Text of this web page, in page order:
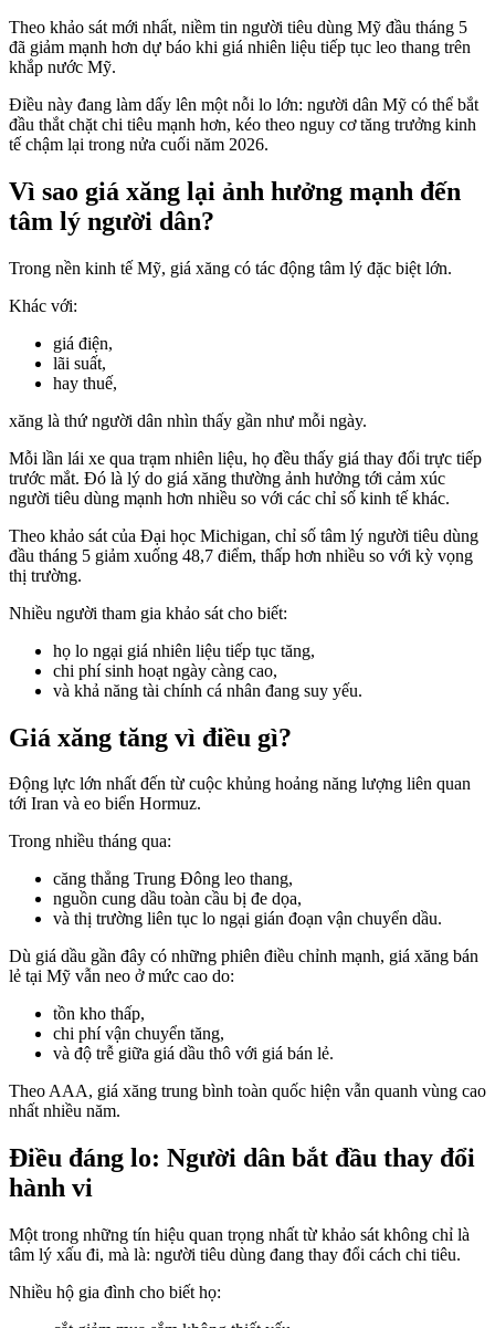
Theo khảo sát mới nhất, niềm tin người tiêu dùng Mỹ đầu tháng 5
đã giảm mạnh hơn dự báo khi giá nhiên liệu tiếp tục leo thang trên
khắp nước Mỹ.
Điều này đang làm dấy lên một nỗi lo lớn: người dân Mỹ có thể bắt
đầu thắt chặt chi tiêu mạnh hơn, kéo theo nguy cơ tăng trưởng kinh
tế chậm lại trong nửa cuối năm 2026.
Vì sao giá xăng lại ảnh hưởng mạnh đến
tâm lý người dân?
Trong nền kinh tế Mỹ, giá xăng có tác động tâm lý đặc biệt lớn.
Khác với:
giá điện,
lãi suất,
hay thuế,
xăng là thứ người dân nhìn thấy gần như mỗi ngày.
Mỗi lần lái xe qua trạm nhiên liệu, họ đều thấy giá thay đổi trực tiếp
trước mắt. Đó là lý do giá xăng thường ảnh hưởng tới cảm xúc
người tiêu dùng mạnh hơn nhiều so với các chỉ số kinh tế khác.
Theo khảo sát của Đại học Michigan, chỉ số tâm lý người tiêu dùng
đầu tháng 5 giảm xuống 48,7 điểm, thấp hơn nhiều so với kỳ vọng
thị trường.
Nhiều người tham gia khảo sát cho biết:
họ lo ngại giá nhiên liệu tiếp tục tăng,
chi phí sinh hoạt ngày càng cao,
và khả năng tài chính cá nhân đang suy yếu.
Giá xăng tăng vì điều gì?
Động lực lớn nhất đến từ cuộc khủng hoảng năng lượng liên quan
tới Iran và eo biển Hormuz.
Trong nhiều tháng qua:
căng thẳng Trung Đông leo thang,
nguồn cung dầu toàn cầu bị đe dọa,
và thị trường liên tục lo ngại gián đoạn vận chuyển dầu.
Dù giá dầu gần đây có những phiên điều chỉnh mạnh, giá xăng bán
lẻ tại Mỹ vẫn neo ở mức cao do:
tồn kho thấp,
chi phí vận chuyển tăng,
và độ trễ giữa giá dầu thô với giá bán lẻ.
Theo AAA, giá xăng trung bình toàn quốc hiện vẫn quanh vùng cao
nhất nhiều năm.
Điều đáng lo: Người dân bắt đầu thay đổi
hành vi
Một trong những tín hiệu quan trọng nhất từ khảo sát không chỉ là
tâm lý xấu đi, mà là: người tiêu dùng đang thay đổi cách chi tiêu.
Nhiều hộ gia đình cho biết họ: